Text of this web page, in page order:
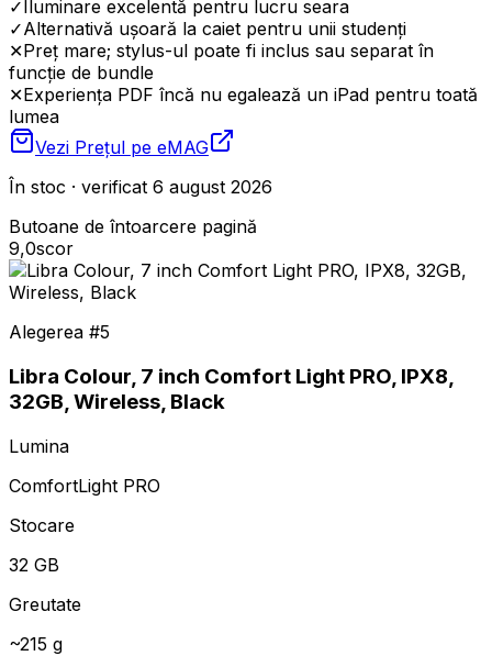
✓Iluminare excelentă pentru lucru seara
✓Alternativă ușoară la caiet pentru unii studenți
✕Preț mare; stylus-ul poate fi inclus sau separat în
funcție de bundle
✕Experiența PDF încă nu egalează un iPad pentru toată
lumea
Vezi Prețul pe eMAG
În stoc · verificat 6 august 2026
Butoane de întoarcere pagină
9,0scor
Alegerea #5
Libra Colour, 7 inch Comfort Light PRO, IPX8,
32GB, Wireless, Black
Lumina
ComfortLight PRO
Stocare
32 GB
Greutate
~215 g